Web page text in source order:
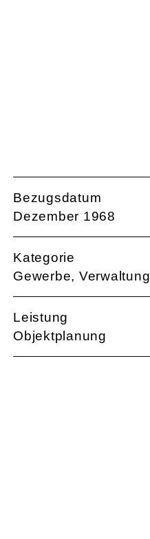
Bezugsdatum
Dezember 1968
Kategorie
Gewerbe, Verwaltung
Leistung
Objektplanung